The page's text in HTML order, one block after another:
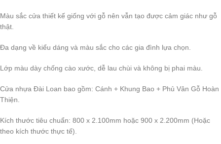
Màu sắc cửa thiết kế giống với gỗ nên vẫn tạo được cảm giác như gỗ
thật.
Đa dạng về kiểu dáng và màu sắc cho các gia đình lựa chọn.
Lớp màu dày chống cào xước, dễ lau chùi và không bị phai màu.
Cửa nhựa Đài Loan bao gồm: Cánh + Khung Bao + Phủ Vân Gỗ Hoàn
Thiện.
Kích thước tiêu chuẩn: 800 x 2.100mm hoặc 900 x 2.200mm (Hoặc
theo kích thước thực tế).